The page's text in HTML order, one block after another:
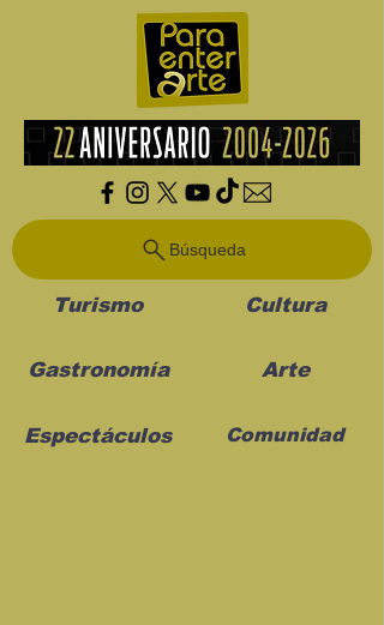
Búsqueda
Turismo Cultura
Gastronomía Arte
Espectáculos Comunidad